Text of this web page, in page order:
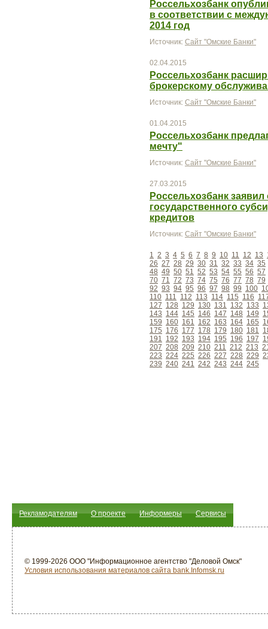
Россельхозбанк
в соответствии с
2014 год
Источник: Сайт "Омские Банки"
02.04.2015
Россельхозбанк
брокерскому
Источник: Сайт "Омские Банки"
01.04.2015
Россельхозбанк
мечту"
Источник: Сайт "Омские Банки"
27.03.2015
Россельхозбанк
государственного
кредитов
Источник: Сайт "Омские Банки"
1 2 3 4 5 6 7 8 9 10 11 12 13
26 27 28 29 30 31 32 33 34 35
48 49 50 51 52 53 54 55 56 57
70 71 72 73 74 75 76 77 78 79
92 93 94 95 96 97 98 99 100
110 111 112 113 114 115 116
127 128 129 130 131 132 133
143 144 145 146 147 148 149
159 160 161 162 163 164 165
175 176 177 178 179 180 181
191 192 193 194 195 196 197
207 208 209 210 211 212 213
223 224 225 226 227 228 229
239 240 241 242 243 244 245
Рекламодателям О проекте Информеры Сервисы
© 1999-2026 ООО "Информационное агентство "Деловой Омск"
Условия использования материалов сайта bank.Infomsk.ru